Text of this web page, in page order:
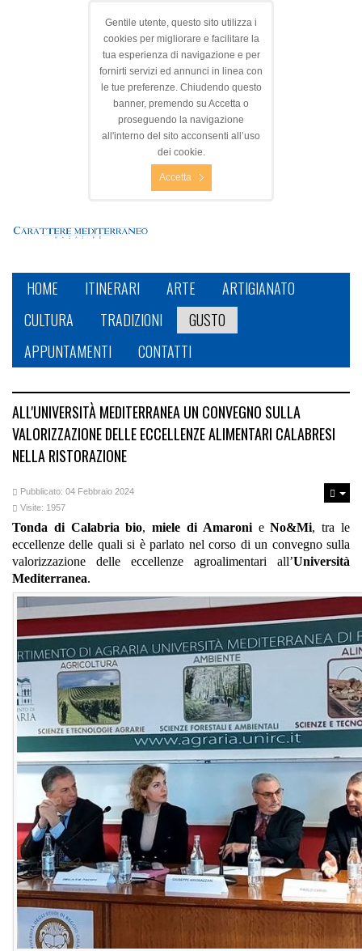
Gentile utente, questo sito utilizza i
cookies per migliorare e facilitare la
tua esperienza di navigazione e per
fornirti servizi ed annunci in linea con
le tue preferenze. Chiudendo questo
banner, premendo su Accetta o
proseguendo la navigazione
all'interno del sito acconsenti all’uso
dei cookie.
Accetta
HOME ITINERARI ARTE
ARTIGIANATO
CULTURA
TRADIZIONI
GUSTO
APPUNTAMENTI
CONTATTI
ALL'UNIVERSITÀ MEDITERRANEA UN CONVEGNO SULLA
VALORIZZAZIONE DELLE ECCELLENZE ALIMENTARI CALABRESI
NELLA RISTORAZIONE
Pubblicato: 04 Febbraio 2024
Visite: 1957
Tonda di Calabria bio,miele di AmaronieNo&Mi, tra le
eccellenze delle quali si è parlato nel corso di un convegno sulla
valorizzazione delle eccellenze agroalimentari all’Università
Mediterranea.